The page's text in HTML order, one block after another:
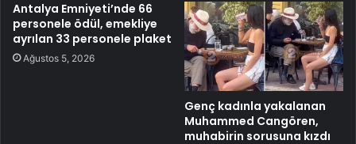
Antalya Emniyeti’nde 66
personele ödül, emekliye
ayrılan 33 personele plaket
Ağustos 5, 2026
Genç kadınla yakalanan
Muhammed Cangören,
muhabirin sorusuna kızdı